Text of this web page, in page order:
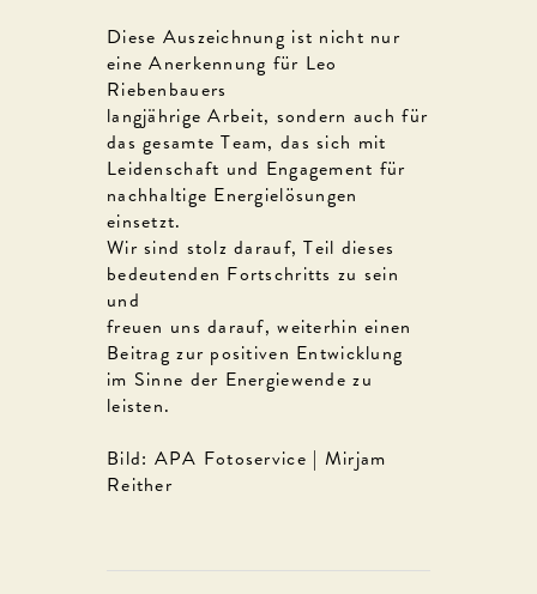
Diese Auszeichnung ist nicht nur
eine Anerkennung für Leo
Riebenbauers
langjährige Arbeit, sondern auch für
das gesamte Team, das sich mit
Leidenschaft und Engagement für
nachhaltige Energielösungen
einsetzt.
Wir sind stolz darauf, Teil dieses
bedeutenden Fortschritts zu sein
und
freuen uns darauf, weiterhin einen
Beitrag zur positiven Entwicklung
im Sinne der Energiewende zu
leisten.
Bild: APA Fotoservice | Mirjam
Reither